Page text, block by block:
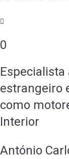
0
estrangeiro
como
Interior
António